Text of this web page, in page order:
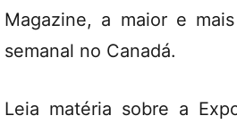
Magazine, a maior e
semanal no Canadá.
Leia matéria sobre a